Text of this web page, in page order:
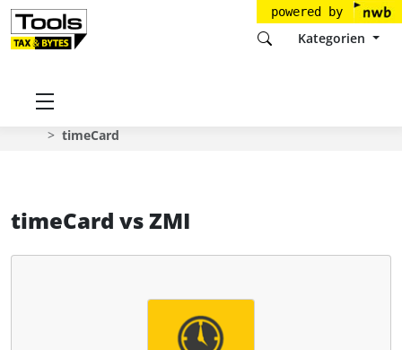
powered by
Kategorien
Startseite
timeCard
timeCard vsZMI